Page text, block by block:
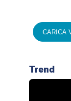
CARICA
Trend